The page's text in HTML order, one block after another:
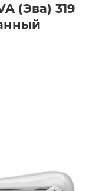
(Эва) 319